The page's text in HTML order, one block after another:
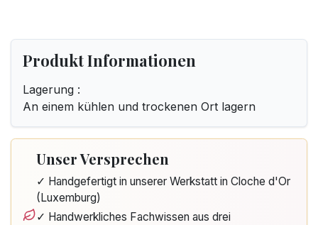
Produkt Informationen
Lagerung :
An einem kühlen und trockenen Ort lagern
Unser Versprechen
✓ Handgefertigt in unserer Werkstatt in Cloche d'Or
(Luxemburg)
✓ Handwerkliches Fachwissen aus drei